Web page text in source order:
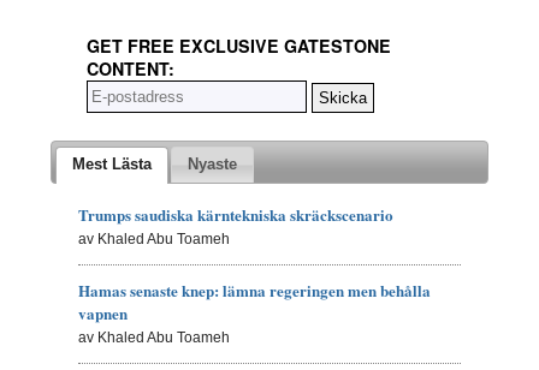
GET FREE EXCLUSIVE GATESTONE
CONTENT:
Mest Lästa Nyaste
Trumps saudiska kärntekniska skräckscenario
av Khaled Abu Toameh
Hamas senaste knep: lämna regeringen men behålla
vapnen
av Khaled Abu Toameh